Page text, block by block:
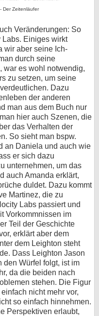
Der Zeitenläufer
Veränderungen: So
Labs. Einiges wirkt
wir aber seine Ich-
durch seine
war es wohl notwendig,
zu setzen, um seine
Dazu
der anderen
man aus dem Buch nur
hier auch Szenen, die
das Verhalten der
So sieht man bspw.
an Daniela und auch wie
er sich dazu
unternehmen, um das
auch Amanda erklärt,
duldet. Dazu kommt
Martinez, die zu
Labs passiert und
Vorkommnissen im
Teil der Geschichte
erklärt aber dem
dem Leighton steht
Dass Leighton Jason
den Würfel folgt, ist im
da die beiden nach
stehen. Die Figur
nicht mehr vor,
so einfach hinnehmen.
Perspektiven erlaubt,